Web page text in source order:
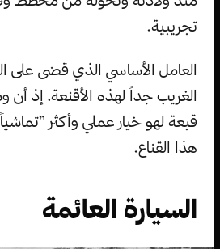
تجريبية.
العامل الأساسي الذي قضى على
الغريب جداً لهذه الأقنعة، إذ
قبعة لهو خيار عملي وأكثر
هذا القناع.
السيارة العائمة